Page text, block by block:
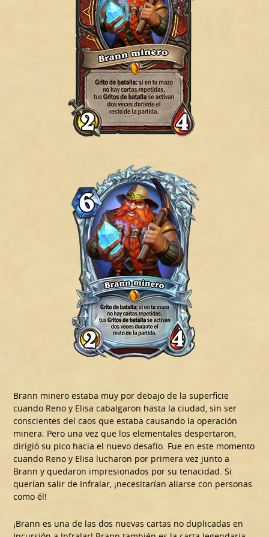
Brann minero estaba muy por debajo de la superficie
cuando Reno y Elisa cabalgaron hasta la ciudad, sin ser
conscientes del caos que estaba causando la operación
minera. Pero una vez que los elementales despertaron,
dirigió su pico hacia el nuevo desafío. Fue en este momento
cuando Reno y Elisa lucharon por primera vez junto a
Brann y quedaron impresionados por su tenacidad. Si
querían salir de Infralar, ¡necesitarían aliarse con personas
como él!
¡Brann es una de las dos nuevas cartas no duplicadas en